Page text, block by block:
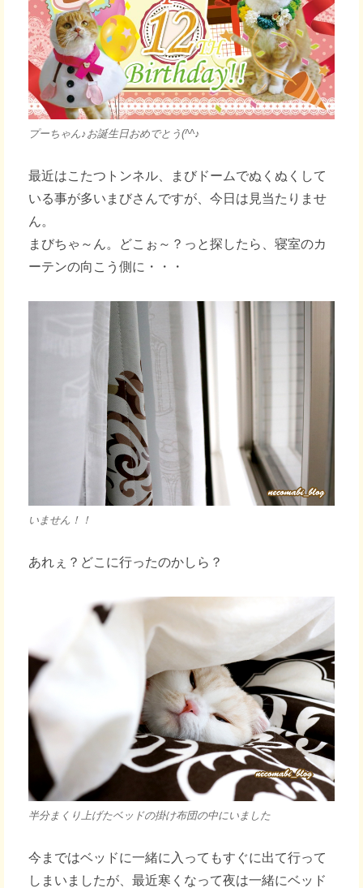
プーちゃん♪お誕生日おめでとう(^^♪
最近はこたつトンネル、まびドームでぬくぬくして
いる事が多いまびさんですが、今日は見当たりませ
ん。
まびちゃ～ん。どこぉ～？っと探したら、寝室のカ
ーテンの向こう側に・・・
いません！！
あれぇ？どこに行ったのかしら？
半分まくり上げたベッドの掛け布団の中にいました
今まではベッドに一緒に入ってもすぐに出て行って
しまいましたが、最近寒くなって夜は一緒にベッド